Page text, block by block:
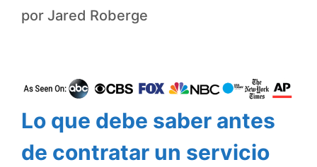
por Jared Roberge
Lo que debe saber antes
de contratar un servicio